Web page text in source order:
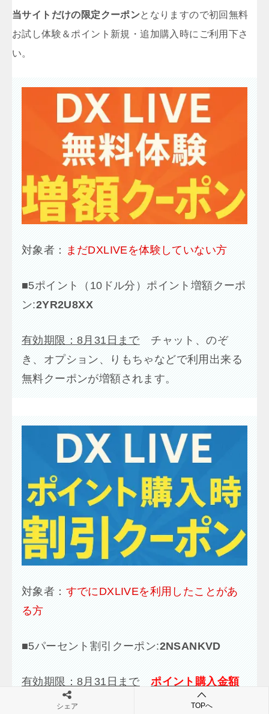
当サイトだけの限定クーポンとなりますので初回無料
お試し体験＆ポイント新規・追加購入時にご利用下さ
い。
対象者： まだDXLIVEを体験していない方
■5ポイント（10ドル分）ポイント増額クーポ
ン:2YR2U8XX
有効期限：8月31日までチャット、のぞ
き、オプション、りもちゃなどで利用出来る
無料クーポンが増額されます。
対象者： すでにDXLIVEを利用したことがあ
る方
■5パーセント割引クーポン:2NSANKVD
有効期限：8月31日まで
ポイント購入金額
の5％割引が適用される
お得なクーポンで
シェア TOPへ